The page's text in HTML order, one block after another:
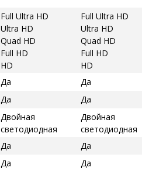
Full Ultra HD
Ultra HD
Quad HD
Full HD
HD
Full Ultra HD
Ultra HD
Quad HD
Full HD
HD
Да
Да
Да
Да
Двойная
светодиодная
Двойная
светодиодная
Да
Да
Да
Да